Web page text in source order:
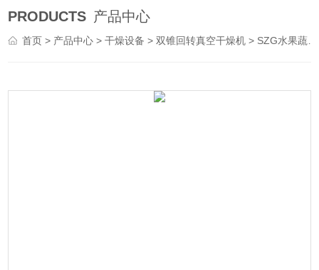
PRODUCTS 产品中心
首页 > 产品中心 >干燥设备 >双锥回转真空干燥机 > SZG水果蔬菜双锥回转真空干燥机